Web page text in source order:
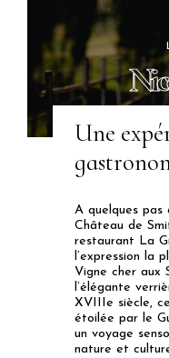
Une
A quelques pas
Château de
restaurant La
l’expression la
Vigne cher aux
l’élégante
XVIIIe siècle,
étoilée par le
un voyage
nature et